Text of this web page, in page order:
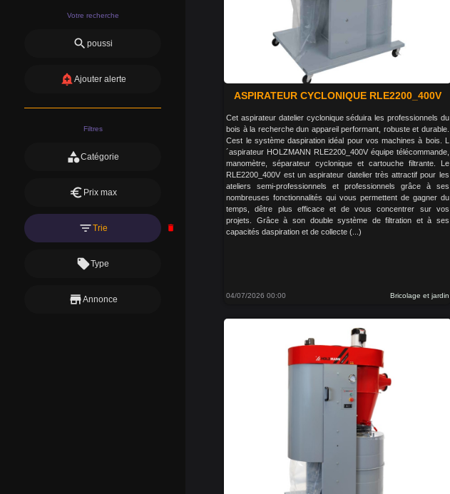
Votre recherche
search poussi
add_alertAjouter alerte
Filtres
categoryCatégorie
euro Prix max
filter_listTrie delete
local_offerType
storeAnnonce
ASPIRATEUR CYCLONIQUE RLE2200_400V
Cet aspirateur datelier cyclonique séduira les professionnels du
bois à la recherche dun appareil performant, robuste et durable.
Cest le système daspiration idéal pour vos machines à bois. L
´aspirateur HOLZMANN RLE2200_400V équipe télécommande,
manomètre, séparateur cyclonique et cartouche filtrante. Le
RLE2200_400V est un aspirateur datelier très attractif pour les
ateliers semi-professionnels et professionnels grâce à ses
nombreuses fonctionnalités qui vous permettent de gagner du
temps, dêtre plus efficace et de vous concentrer sur vos
projets. Grâce à son double système de filtration et à ses
capacités daspiration et de collecte (...)
04/07/2026 00:00 Bricolage et jardin